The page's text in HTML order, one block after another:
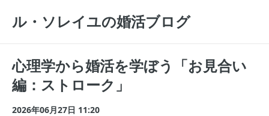
ル・ソレイユの婚活ブログ
心理学から婚活を学ぼう「お見合い
編：ストローク」
2026年06月27日 11:20